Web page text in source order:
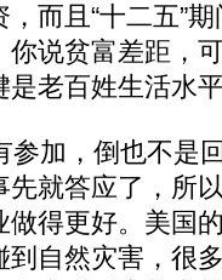
而且“十二五”
说贫富差距，
老百姓生活水
加，倒也不是
就答应了，所
做得更好。美国
自然灾害，很